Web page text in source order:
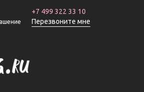
+7 499 322 33 10
Перезвоните мне